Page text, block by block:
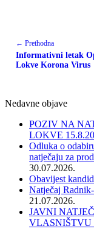
← Prethodna
Informativni letak
Lokve Korona Virus
Nedavne objave
POZIV NA
LOKVE
Odluka o
natječaju za
30.07.2026.
Obavijest
Natječaj
21.07.2026.
JAVNI
VLASNIŠTVU